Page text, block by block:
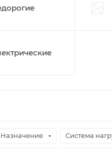
Назначение Система